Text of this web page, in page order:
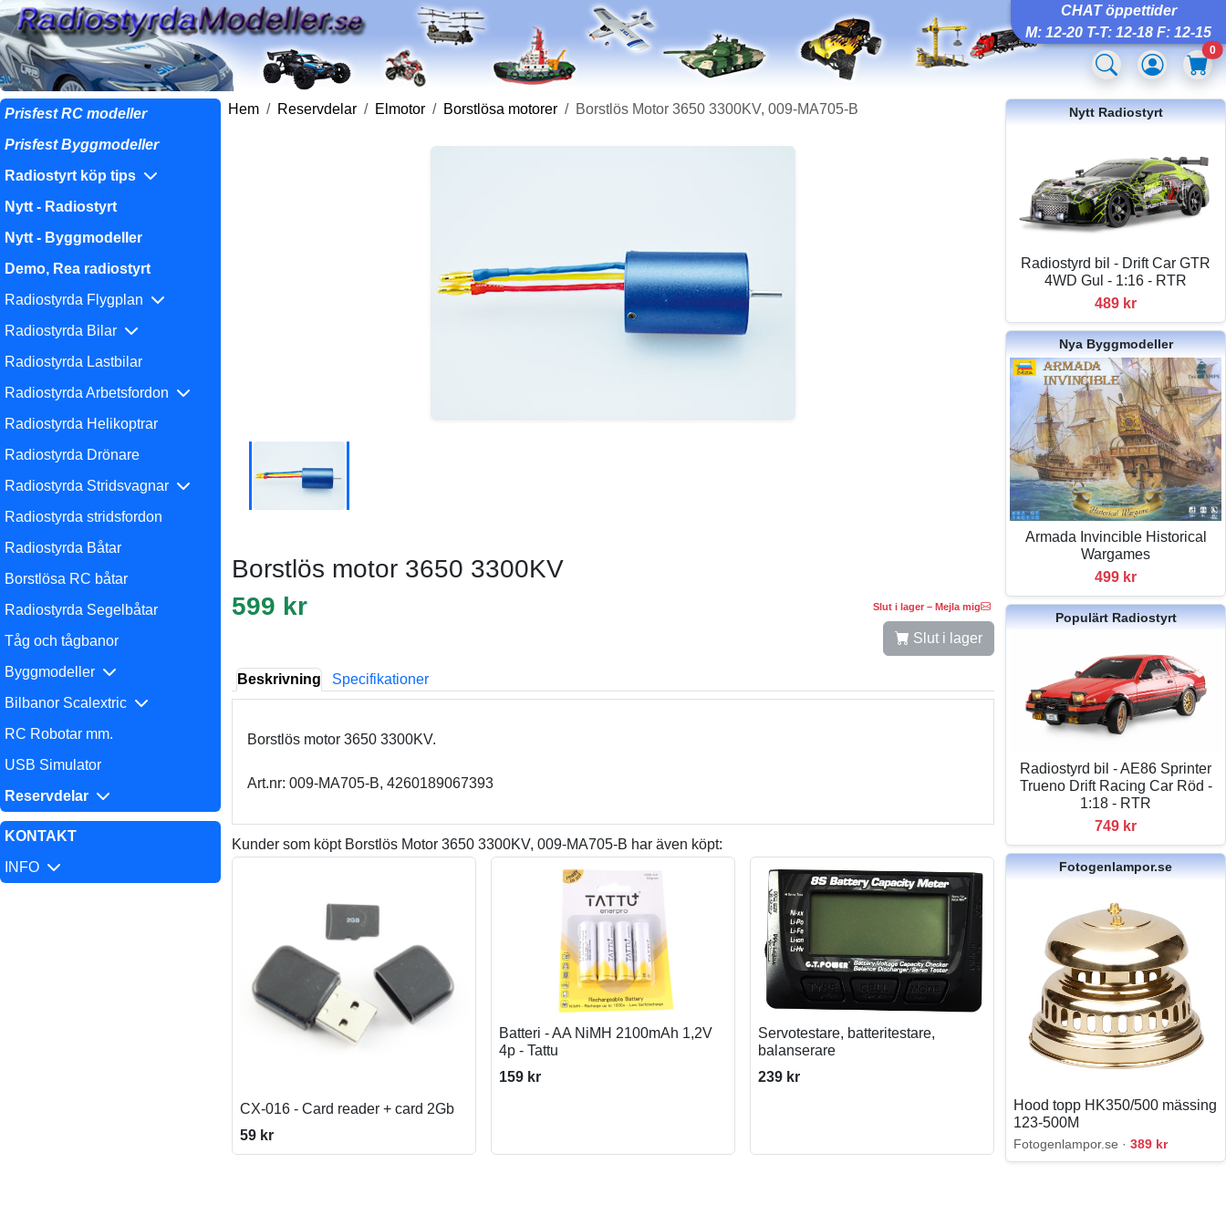
CHAT öppettider
M: 12-20 T-T: 12-18 F: 12-15
0
Prisfest RC modeller
Prisfest Byggmodeller
Radiostyrt köp tips
Nytt - Radiostyrt
Nytt - Byggmodeller
Demo, Rea radiostyrt
Radiostyrda Flygplan
Radiostyrda Bilar
Radiostyrda Lastbilar
Radiostyrda Arbetsfordon
Radiostyrda Helikoptrar
Radiostyrda Drönare
Radiostyrda Stridsvagnar
Radiostyrda stridsfordon
Radiostyrda Båtar
Borstlösa RC båtar
Radiostyrda Segelbåtar
Tåg och tågbanor
Byggmodeller
Bilbanor Scalextric
RC Robotar mm.
USB Simulator
Reservdelar
KONTAKT
INFO
Hem Reservdelar Elmotor Borstlösa motorer Borstlös Motor 3650 3300KV, 009-MA705-B
Borstlös motor 3650 3300KV
599 kr
Slut i lager – Mejla mig
Slut i lager
Beskrivning Specifikationer
Borstlös motor 3650 3300KV.
Art.nr: 009-MA705-B, 4260189067393
Kunder som köpt Borstlös Motor 3650 3300KV, 009-MA705-B har även köpt:
CX-016 - Card reader + card 2Gb
59 kr
Batteri - AA NiMH 2100mAh 1,2V
4p - Tattu
159 kr
Servotestare, batteritestare,
balanserare
239 kr
Nytt Radiostyrt
Radiostyrd bil - Drift Car GTR
4WD Gul - 1:16 - RTR
489 kr
Nya Byggmodeller
Armada Invincible Historical
Wargames
499 kr
Populärt Radiostyrt
Radiostyrd bil - AE86 Sprinter
Trueno Drift Racing Car Röd -
1:18 - RTR
749 kr
Fotogenlampor.se
Hood topp HK350/500 mässing
123-500M
Fotogenlampor.se ·389 kr